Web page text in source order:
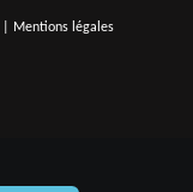
Mentions légales